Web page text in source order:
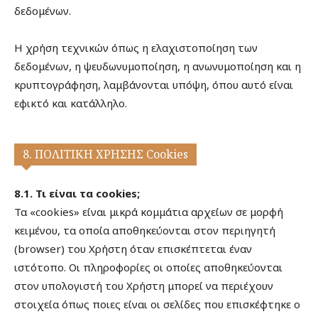
δεδομένων.
Η χρήση τεχνικών όπως η ελαχιστοποίηση των
δεδομένων, η ψευδωνυμοποίηση, η ανωνυμοποίηση και η
κρυπτογράφηση, λαμβάνονται υπόψη, όπου αυτό είναι
εφικτό και κατάλληλο.
8. ΠΟΛΙΤΙΚΗ ΧΡΗΣΗΣ Cookies
8.1. Τι είναι τα cookies;
Τα «cookies» είναι μικρά κομμάτια αρχείων σε μορφή
κειμένου, τα οποία αποθηκεύονται στον περιηγητή
(browser) του Χρήστη όταν επισκέπτεται έναν
ιστότοπο. Οι πληροφορίες οι οποίες αποθηκεύονται
στον υπολογιστή του Χρήστη μπορεί να περιέχουν
στοιχεία όπως ποιες είναι οι σελίδες που επισκέφτηκε ο